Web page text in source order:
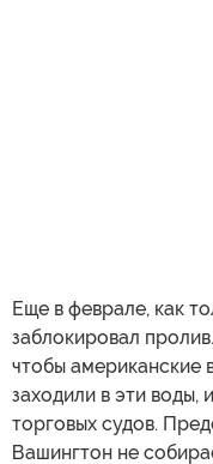
Еще в феврале, как
заблокировал
чтобы американские
заходили в эти воды,
торговых судов.
Вашингтон не